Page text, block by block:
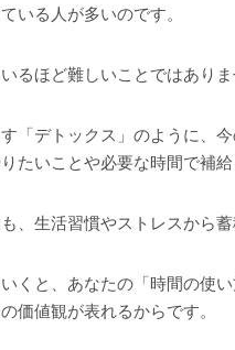
いる人が多いのです。
るほど難しいことではありま
「デトックス」のように、
たいことや必要な時間で補給
、生活習慣やストレスから蓄
くと、あなたの「時間の使
価値観が表れるからです。